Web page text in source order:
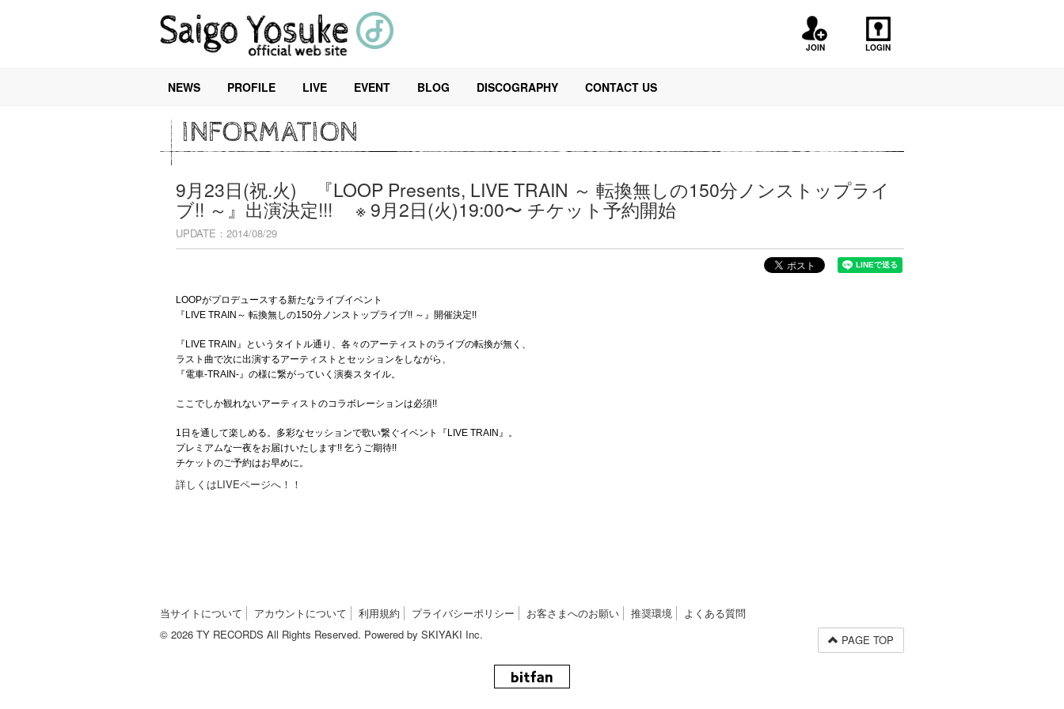
JOIN LOGIN
NEWS PROFILE LIVE EVENT BLOG DISCOGRAPHY CONTACT US
INFORMATION
9月23日(祝.火) 『LOOP Presents, LIVE TRAIN ～ 転換無しの150分ノンストップライ
ブ!! ～』出演決定!!! ※ 9月2日(火)19:00〜 チケット予約開始
UPDATE：2014/08/29
LOOPがプロデュースする新たなライブイベント
『LIVE TRAIN～ 転換無しの150分ノンストップライブ!! ～』開催決定!!
『LIVE TRAIN』というタイトル通り、各々のアーティストのライブの転換が無く、
ラスト曲で次に出演するアーティストとセッションをしながら、
『電車-TRAIN-』の様に繋がっていく演奏スタイル。
ここでしか観れないアーティストのコラボレーションは必須!!
1日を通して楽しめる。多彩なセッションで歌い繋ぐイベント『LIVE TRAIN』。
プレミアムな一夜をお届けいたします!! 乞うご期待!!
チケットのご予約はお早めに。
詳しくはLIVEページへ！！
当サイトについて アカウントについて 利用規約 プライバシーポリシー お客さまへのお願い 推奨環境
よくある質問
© 2026 TY RECORDS All Rights Reserved. Powered by SKIYAKI Inc. PAGE TOP